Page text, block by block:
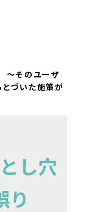
～そのユーザ
づいた施策が